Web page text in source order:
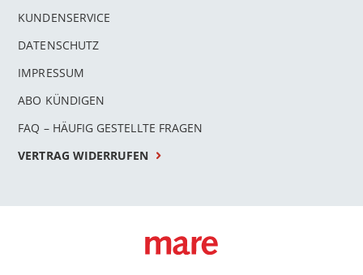
KUNDENSERVICE
DATENSCHUTZ
IMPRESSUM
ABO KÜNDIGEN
FAQ – HÄUFIG GESTELLTE FRAGEN
VERTRAG WIDERRUFEN